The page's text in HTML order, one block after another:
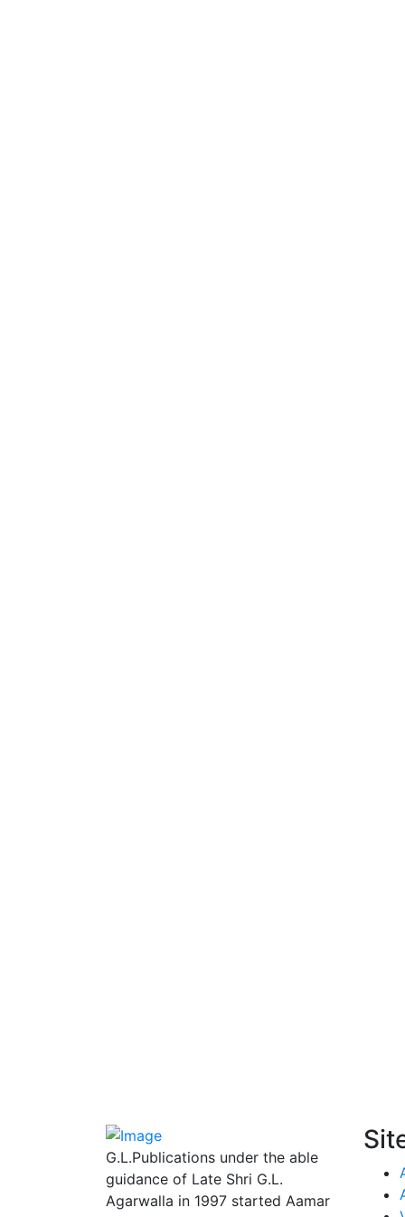
G.L.Publications under the able
guidance of Late Shri G.L.
Agarwalla in 1997 started Aamar